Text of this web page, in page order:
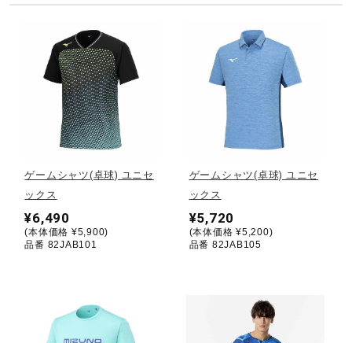
サッカー／フットサル
トレーニング
野球
バレーボール
ゲームシャツ(卓球) ユニセ
ックス
¥6,490
(本体価格 ¥5,900)
品番 82JAB101
ゲームシャツ(卓球) ユニセ
ックス
¥5,720
(本体価格 ¥5,200)
品番 82JAB105